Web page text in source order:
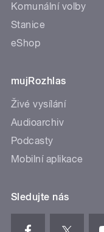
Komunální volby
Stanice
eShop
mujRozhlas
Živé vysílání
Audioarchiv
Podcasty
Mobilní aplikace
Sledujte nás